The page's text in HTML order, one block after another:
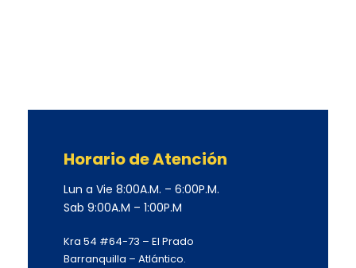
Horario de Atención
Lun a Vie 8:00A.M. – 6:00P.M.
Sab 9:00A.M – 1:00P.M
Kra 54 #64-73 – El Prado
Barranquilla – Atlántico.